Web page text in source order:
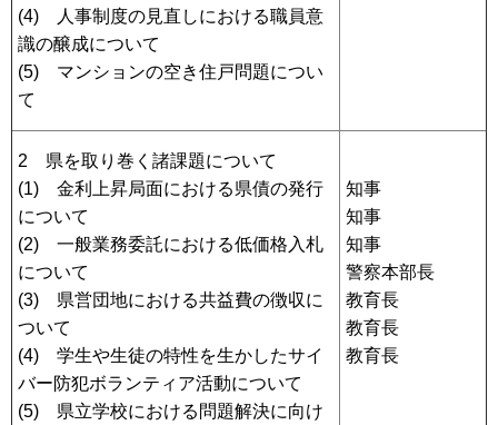
(4) 人事制度の見直しにおける職員意
識の醸成について
(5) マンションの空き住戸問題につい
て
2 県を取り巻く諸課題について
(1) 金利上昇局面における県債の発行
について
(2) 一般業務委託における低価格入札
について
(3) 県営団地における共益費の徴収に
ついて
(4) 学生や生徒の特性を生かしたサイ
バー防犯ボランティア活動について
(5) 県立学校における問題解決に向け
知事
知事
知事
警察本部長
教育長
教育長
教育長